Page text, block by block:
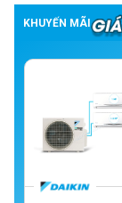
KHUYẾN MÃI